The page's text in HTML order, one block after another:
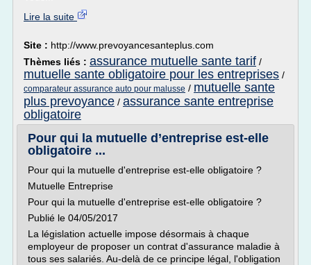
Lire la suite
Site : http://www.prevoyancesanteplus.com
Thèmes liés : assurance mutuelle sante tarif /
mutuelle sante obligatoire pour les entreprises /
comparateur assurance auto pour malusse / mutuelle sante
plus prevoyance / assurance sante entreprise
obligatoire
Pour qui la mutuelle d’entreprise est-elle
obligatoire ...
Pour qui la mutuelle d'entreprise est-elle obligatoire ?
Mutuelle Entreprise
Pour qui la mutuelle d'entreprise est-elle obligatoire ?
Publié le 04/05/2017
La législation actuelle impose désormais à chaque
employeur de proposer un contrat d'assurance maladie à
tous ses salariés. Au-delà de ce principe légal, l'obligation